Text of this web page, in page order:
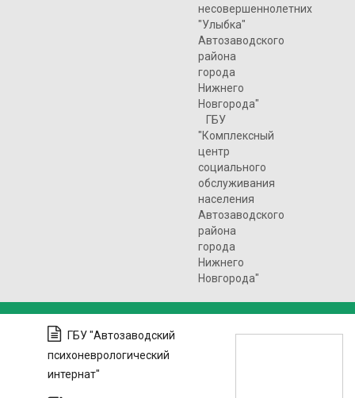
несовершеннолетних
"Улыбка"
Автозаводского
района
города
Нижнего
Новгорода"
ГБУ
"Комплексный
центр
социального
обслуживания
населения
Автозаводского
района
города
Нижнего
Новгорода"
ГБУ "Автозаводский
психоневрологический
интернат"